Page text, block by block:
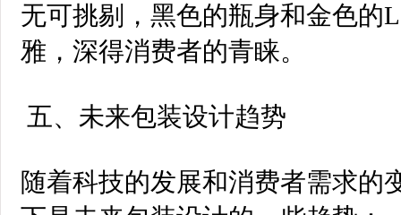
无可挑剔，黑色的瓶身和金色的
雅，深得消费者的青睐。
五、未来包装设计趋势
随着科技的发展和消费者需求的